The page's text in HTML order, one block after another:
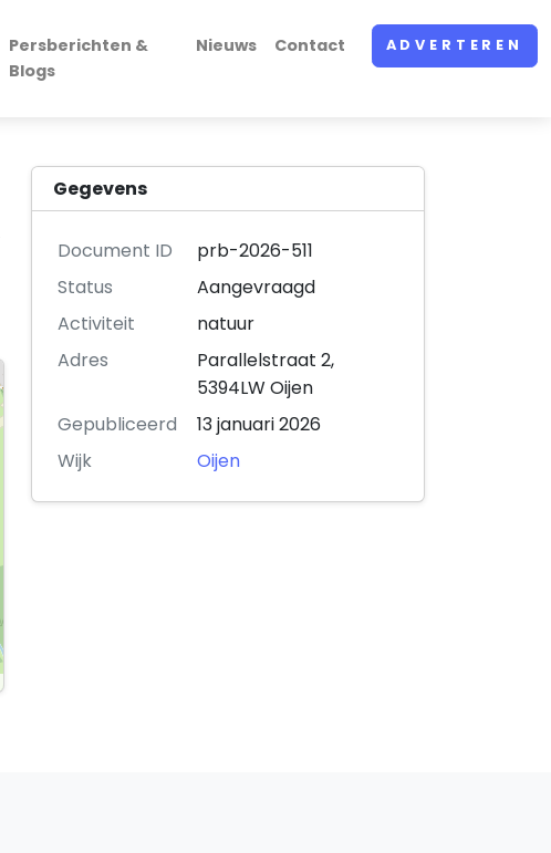
Persberichten &
Blogs
Nieuws Contact ADVERTEREN
Gegevens
Document ID
prb-2026-511
Status
Aangevraagd
Activiteit
natuur
Adres
Parallelstraat 2,
5394LW Oijen
Gepubliceerd
13 januari 2026
Wijk
Oijen